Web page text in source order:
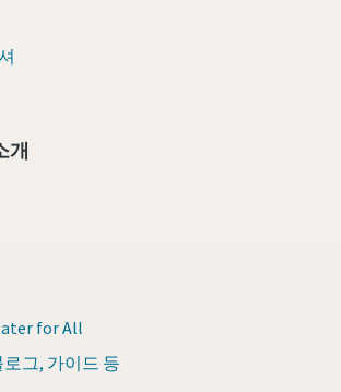
개
for All
그, 가이드 등